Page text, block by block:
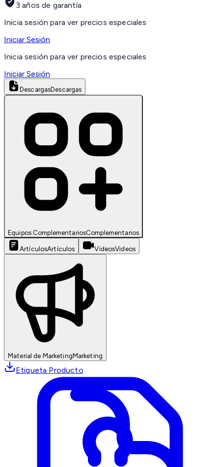
3 años de garantía
Inicia sesión para ver precios especiales
Iniciar Sesión
Inicia sesión para ver precios especiales
Iniciar Sesión
DescargasDescargas
Equipos ComplementariosComplementarios
ArtículosArtículos VideosVideos
Material de MarketingMarketing
Etiqueta Producto